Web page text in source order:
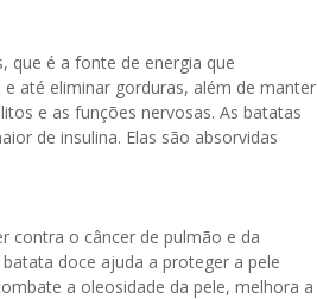
que é a fonte de energia que
até eliminar gorduras, além de manter
e as funções nervosas. As batatas
de insulina. Elas são absorvidas
contra o câncer de pulmão e da
doce ajuda a proteger a pele
a oleosidade da pele, melhora a